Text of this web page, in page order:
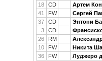
18
CD Артем
41
FW Сергей
37
CD Энтони
3
CD
26
RM
10
FW Никита
36
FW Луджеро